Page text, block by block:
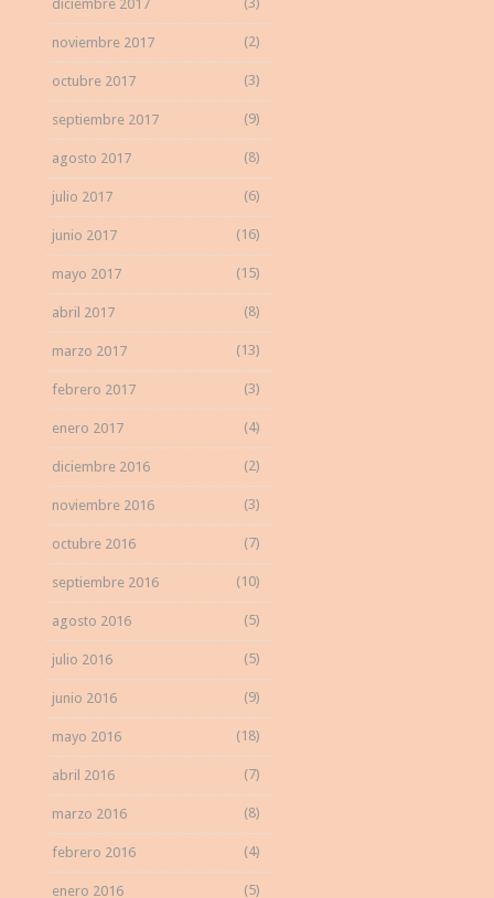
diciembre 2017
noviembre 2017 (2)
octubre 2017 (3)
septiembre 2017 (9)
agosto 2017 (8)
julio 2017 (6)
junio 2017 (16)
mayo 2017 (15)
abril 2017 (8)
marzo 2017 (13)
febrero 2017 (3)
enero 2017 (4)
diciembre 2016 (2)
noviembre 2016 (3)
octubre 2016 (7)
septiembre 2016 (10)
agosto 2016 (5)
julio 2016 (5)
junio 2016 (9)
mayo 2016 (18)
abril 2016 (7)
marzo 2016 (8)
febrero 2016 (4)
enero 2016 (5)